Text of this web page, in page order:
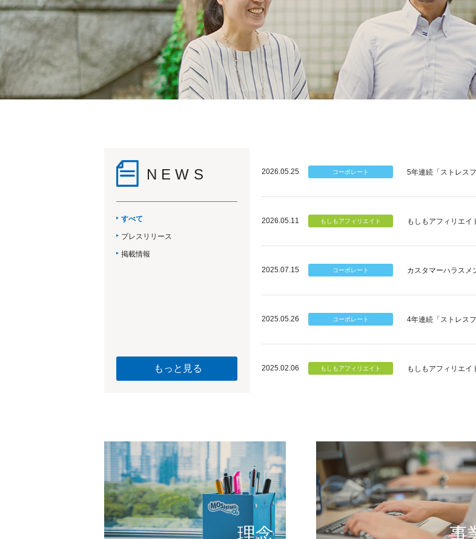
NEWS
すべて
プレスリリース
掲載情報
もっと見る
2026.05.25 5年連続「ストレス
2026.05.11 もしもアフィリエイ
2025.07.15 カスタマーハラスメ
2025.05.26 4年連続「ストレス
2025.02.06 もしもアフィリエイ
理念
個のチカラ
もしもが描く未来の形とは
事